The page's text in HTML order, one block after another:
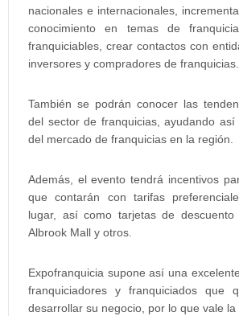
nacionales e internacionales,
conocimiento en temas de
franquiciables, crear contactos con
inversores y compradores de franquicias.
También se podrán conocer las
del sector de franquicias, ayudando así
del mercado de franquicias en la región.
Además, el evento tendrá incentivos
que contarán con tarifas
lugar, así como tarjetas de
Albrook Mall y otros.
Expofranquicia supone así una
franquiciadores y franquiciados que
desarrollar su negocio, por lo que vale la